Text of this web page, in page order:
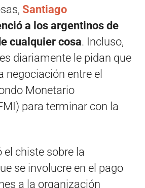
Santiago
a los argentinos de
cualquier cosa. Incluso,
diariamente le pidan que
negociación entre el
Monetario
para terminar con la
el chiste sobre la
se involucre en el pago
a la organización